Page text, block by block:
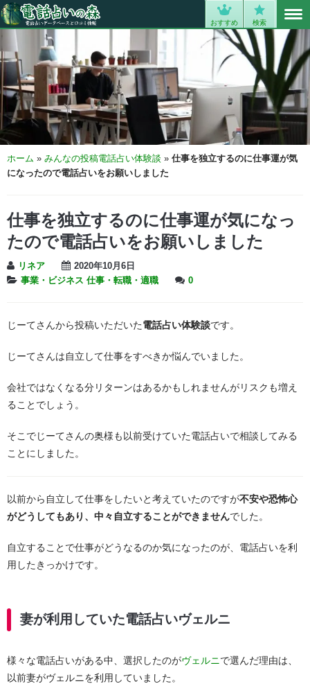
おすすめ 検索
ホーム » みんなの投稿電話占い体験談 » 仕事を独立するのに仕事運が気
になったので電話占いをお願いしました
仕事を独立するのに仕事運が気になっ
たので電話占いをお願いしました
リネア
2020年10月6日
事業・ビジネス 仕事・転職・適職 0
じーてさんから投稿いただいた電話占い体験談です。
じーてさんは自立して仕事をすべきか悩んでいました。
会社ではなくなる分リターンはあるかもしれませんがリスクも増え
ることでしょう。
そこでじーてさんの奥様も以前受けていた電話占いで相談してみる
ことにしました。
以前から自立して仕事をしたいと考えていたのですが不安や恐怖心
がどうしてもあり、中々自立することができませんでした。
自立することで仕事がどうなるのか気になったのが、電話占いを利
用したきっかけです。
妻が利用していた電話占いヴェルニ
様々な電話占いがある中、選択したのがヴェルニで選んだ理由は、
以前妻がヴェルニを利用していました。